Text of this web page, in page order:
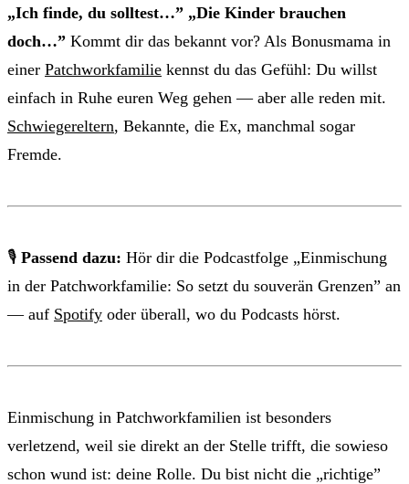
„Ich finde, du solltest…” „Die Kinder brauchen
doch…” Kommt dir das bekannt vor? Als Bonusmama in
einer Patchworkfamilie kennst du das Gefühl: Du willst
einfach in Ruhe euren Weg gehen — aber alle reden mit.
Schwiegereltern, Bekannte, die Ex, manchmal sogar
Fremde.
🎙 Passend dazu: Hör dir die Podcastfolge „Einmischung
in der Patchworkfamilie: So setzt du souverän Grenzen” an
— auf Spotify oder überall, wo du Podcasts hörst.
Einmischung in Patchworkfamilien ist besonders
verletzend, weil sie direkt an der Stelle trifft, die sowieso
schon wund ist: deine Rolle. Du bist nicht die „richtige”